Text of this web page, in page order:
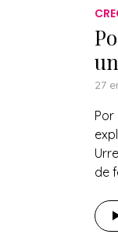
27
de